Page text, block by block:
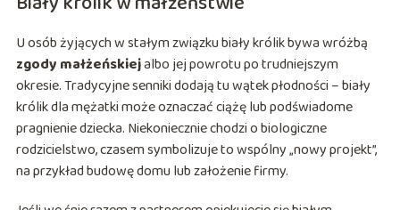
U osób żyjących w stałym związku biały królik bywa wróżbą
zgody małżeńskiejalbo jej powrotu po trudniejszym
okresie. Tradycyjne senniki dodają tu wątek płodności – biały
królik dla mężatki może oznaczać ciążę lub podświadome
pragnienie dziecka. Niekoniecznie chodzi o biologiczne
rodzicielstwo, czasem symbolizuje to wspólny „nowy projekt”,
na przykład budowę domu lub założenie firmy.